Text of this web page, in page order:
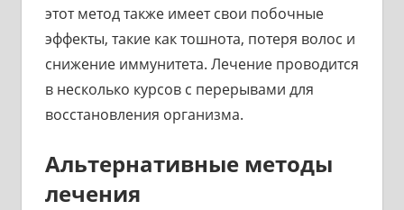
этот метод также имеет свои побочные
эффекты, такие как тошнота, потеря волос и
снижение иммунитета. Лечение проводится
в несколько курсов с перерывами для
восстановления организма.
Альтернативные методы
лечения